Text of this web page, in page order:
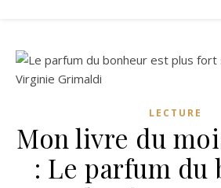
LECTURE
Mon livre du
: Le parfum du